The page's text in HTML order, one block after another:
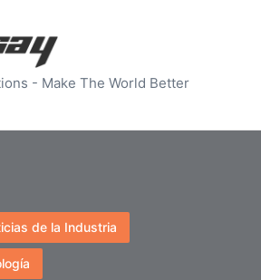
- Make The World Better
de la Industria